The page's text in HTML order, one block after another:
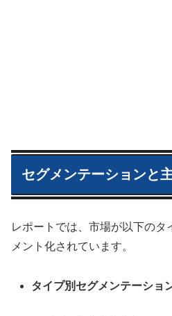
セグメンテーションと
レポートでは、市場が以下の
メント化されています。
タイプ別セグメンテーショ